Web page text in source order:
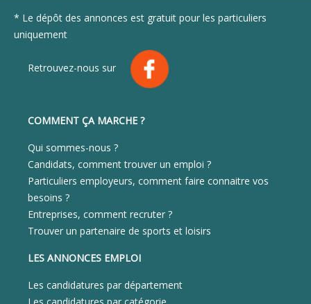
* Le dépôt des annonces est gratuit pour les particuliers
uniquement
Retrouvez-nous sur
COMMENT ÇA MARCHE ?
Qui sommes-nous ?
Candidats, comment trouver un emploi ?
Particuliers employeurs, comment faire connaitre vos
besoins ?
Entreprises, comment recruter ?
Trouver un partenaire de sports et loisirs
LES ANNONCES EMPLOI
Les candidatures par département